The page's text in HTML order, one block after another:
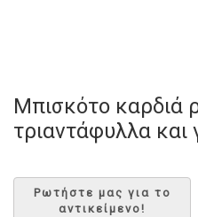
Μπισκότο καρδιά
τριαντάφυλλα και